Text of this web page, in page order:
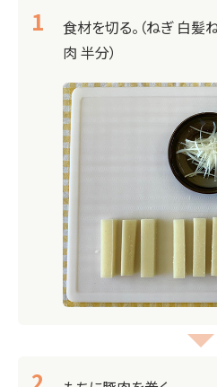
食材を切る。（ねぎ 白
肉 半分）